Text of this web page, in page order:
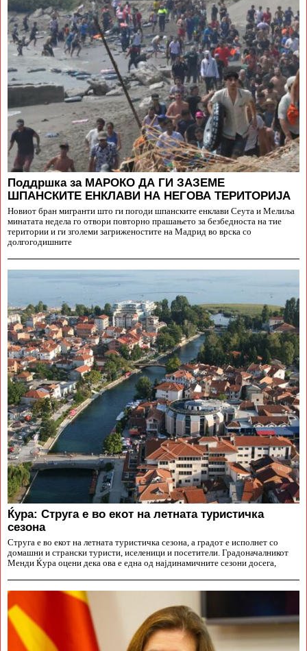
Поддршка за МАРОКО ДА ГИ ЗАЗЕМЕ
ШПАНСКИТЕ ЕНКЛАВИ НА НЕГОВА ТЕРИТОРИЈА
Новиот бран мигранти што ги погоди шпанските енклави Сеута и Мелиља
минатата недела го отвори повторно прашањето за безбедноста на тие
територии и ги зголеми загриженостите на Мадрид во врска со
долгогодишните
Ќура: Струга е во екот на летната туристичка
сезона
Струга е во екот на летната туристичка сезона, а градот е исполнет со
домашни и странски туристи, иселеници и посетители. Градоначалникот
Менди Ќура оцени дека ова е една од најдинамичните сезони досега,